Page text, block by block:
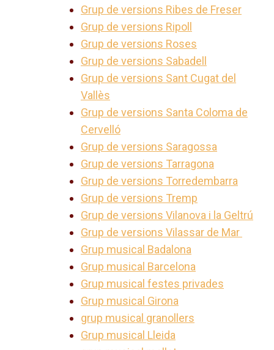
Grup de versions Ribes de Freser
Grup de versions Ripoll
Grup de versions Roses
Grup de versions Sabadell
Grup de versions Sant Cugat del
Vallès
Grup de versions Santa Coloma de
Cervelló
Grup de versions Saragossa
Grup de versions Tarragona
Grup de versions Torredembarra
Grup de versions Tremp
Grup de versions Vilanova i la Geltrú
Grup de versions Vilassar de Mar
Grup musical Badalona
Grup musical Barcelona
Grup musical festes privades
Grup musical Girona
grup musical granollers
Grup musical Lleida